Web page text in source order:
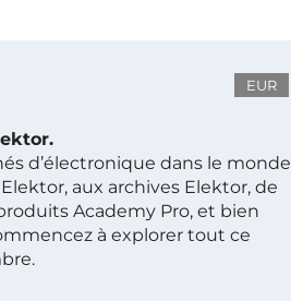
EUR
d’électronique dans le monde
aux archives Elektor, de
Academy Pro, et bien
à explorer tout ce